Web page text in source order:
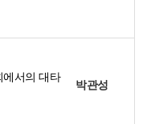
에서의 대타
박관성